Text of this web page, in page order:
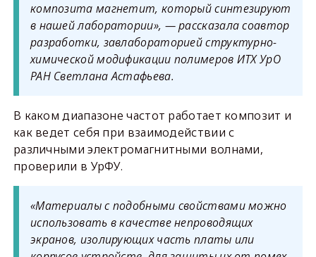
композита магнетит, который синтезируют
в нашей лаборатории», — рассказала соавтор
разработки, завлабораторией структурно-
химической модификации полимеров ИТХ УрО
РАН Светлана Астафьева.
В каком диапазоне частот работает композит и
как ведет себя при взаимодействии с
различными электромагнитными волнами,
проверили в УрФУ.
«Материалы с подобными свойствами можно
использовать в качестве непроводящих
экранов, изолирующих часть платы или